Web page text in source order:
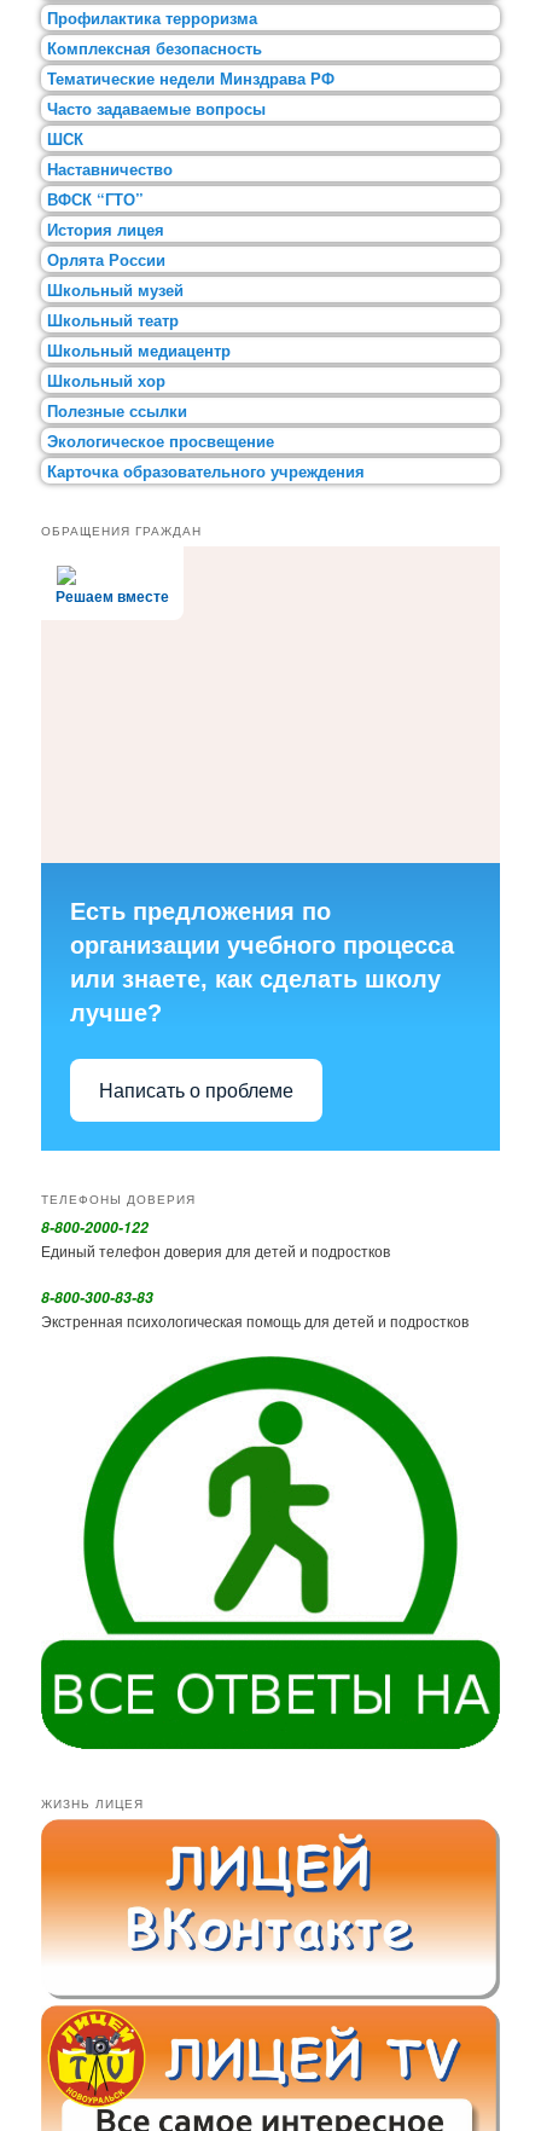
Профилактика терроризма
Комплексная безопасность
Тематические недели Минздрава РФ
Часто задаваемые вопросы
ШСК
Наставничество
ВФСК “ГТО”
История лицея
Орлята России
Школьный музей
Школьный театр
Школьный медиацентр
Школьный хор
Полезные ссылки
Экологическое просвещение
Карточка образовательного учреждения
ОБРАЩЕНИЯ ГРАЖДАН
Решаем вместе
Есть предложения по
организации учебного процесса
или знаете, как сделать школу
лучше?
Написать о проблеме
ТЕЛЕФОНЫ ДОВЕРИЯ
8-800-2000-122
Единый телефон доверия для детей и подростков
8-800-300-83-83
Экстренная психологическая помощь для детей и подростков
ЖИЗНЬ ЛИЦЕЯ